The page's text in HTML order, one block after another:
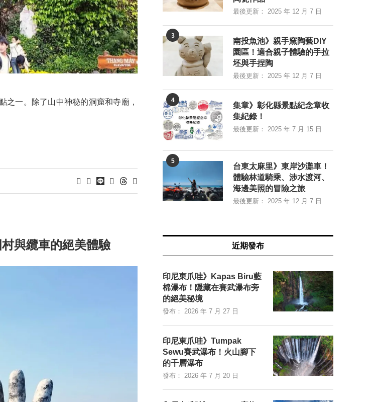
之一。除了山中神秘的洞窟和寺廟，
與纜車的絕美體驗
最後更新： 2025 年 12 月 7 日
3
南投魚池》親手窯陶藝DIY
園區！適合親子體驗的手拉
坯與手捏陶
最後更新： 2025 年 12 月 7 日
4
集章》彰化縣景點紀念章收
集紀錄！
最後更新： 2025 年 7 月 15 日
5
台東太麻里》東岸沙灘車！
體驗林道騎乘、涉水渡河、
海邊美照的冒險之旅
最後更新： 2025 年 12 月 7 日
近期發布
印尼東爪哇》Kapas Biru藍
棉瀑布！隱藏在賽武瀑布旁
的絕美秘境
發布： 2026 年 7 月 27 日
印尼東爪哇》Tumpak
Sewu賽武瀑布！火山腳下
的千層瀑布
發布： 2026 年 7 月 20 日